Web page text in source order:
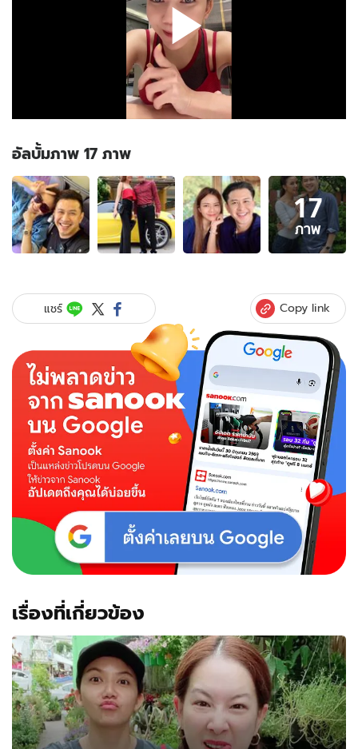
อัลบั้มภาพ 17 ภาพ
อัลบั้ม
ภาพ
17
ภาพ
ของ
ผณี"
อัด
ตอบ
แซ่
บมาก
"แจ๊ค
ธนพล"
หาย
ไหน?
คิด
อยู่
17
ภาพ
แชร์ Copy link
เรื่องที่เกี่ยวข้อง